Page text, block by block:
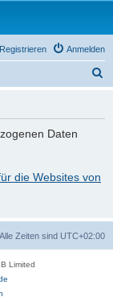
Anmelden
Registrieren
Daten
die Websites von
Alle Zeiten sind UTC+02:00
Limited